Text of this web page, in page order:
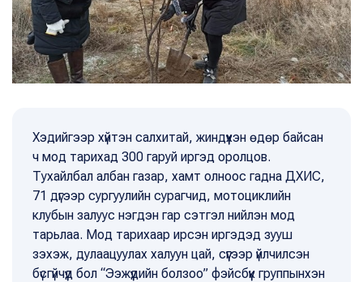
Хэдийгээр хүйтэн салхитай, жиндүүхэн өдөр байсан
ч мод тарихад 300 гаруй иргэд оролцов.
Тухайлбал албан газар, хамт олноос гадна ДХИС,
71 дүгээр сургуулийн сурагчид, мотоциклийн
клубын залуус нэгдэн гар сэтгэл нийлэн мод
тарьлаа. Мод тарихаар ирсэн иргэдэд зууш
зэхэж, дулаацуулах халуун цай, сүүгээр үйлчилсэн
бүсгүйчүүд бол “Ээжүүдийн болзоо” фэйсбүүк группынхэн